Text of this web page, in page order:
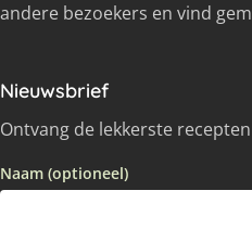
andere bezoekers en vind
Nieuwsbrief
Ontvang de lekkerste
Naam (optioneel)